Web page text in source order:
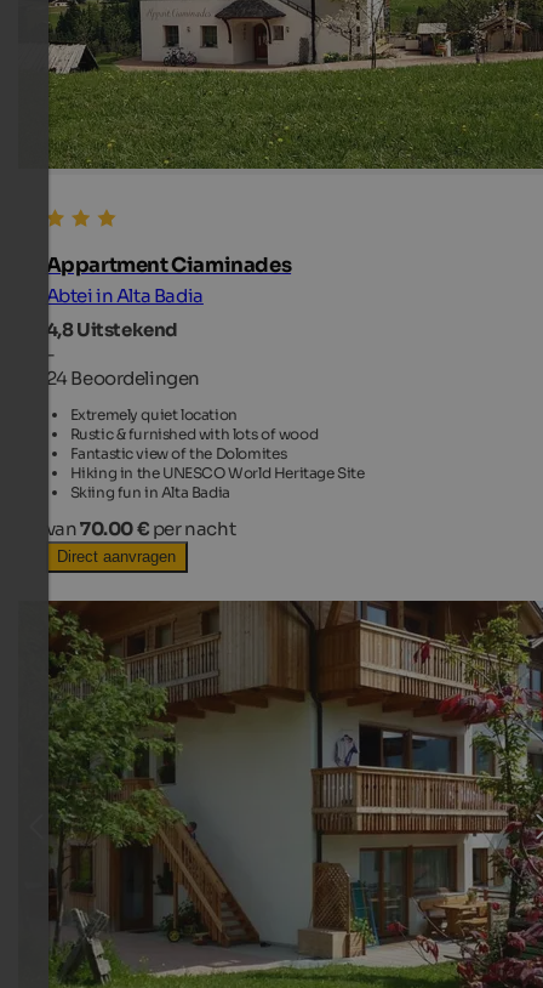
Appartment Ciaminades
Abtei in Alta Badia
4,8Uitstekend
-
24 Beoordelingen
Extremely quiet location
Rustic & furnished with lots of wood
Fantastic view of the Dolomites
Hiking in the UNESCO World Heritage Site
Skiing fun in Alta Badia
van70.00 € per nacht
Direct aanvragen